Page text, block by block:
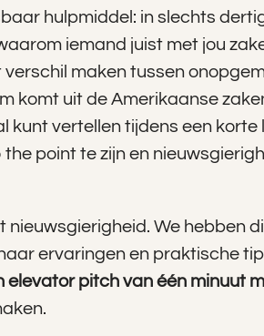
hulpmiddel: in slechts
iemand juist met jou
maken tussen
komt uit de Amerikaanse
kunt vertellen tijdens een korte
point te zijn en
We hebben
ervaringen en praktische
elevator pitch van één minuut